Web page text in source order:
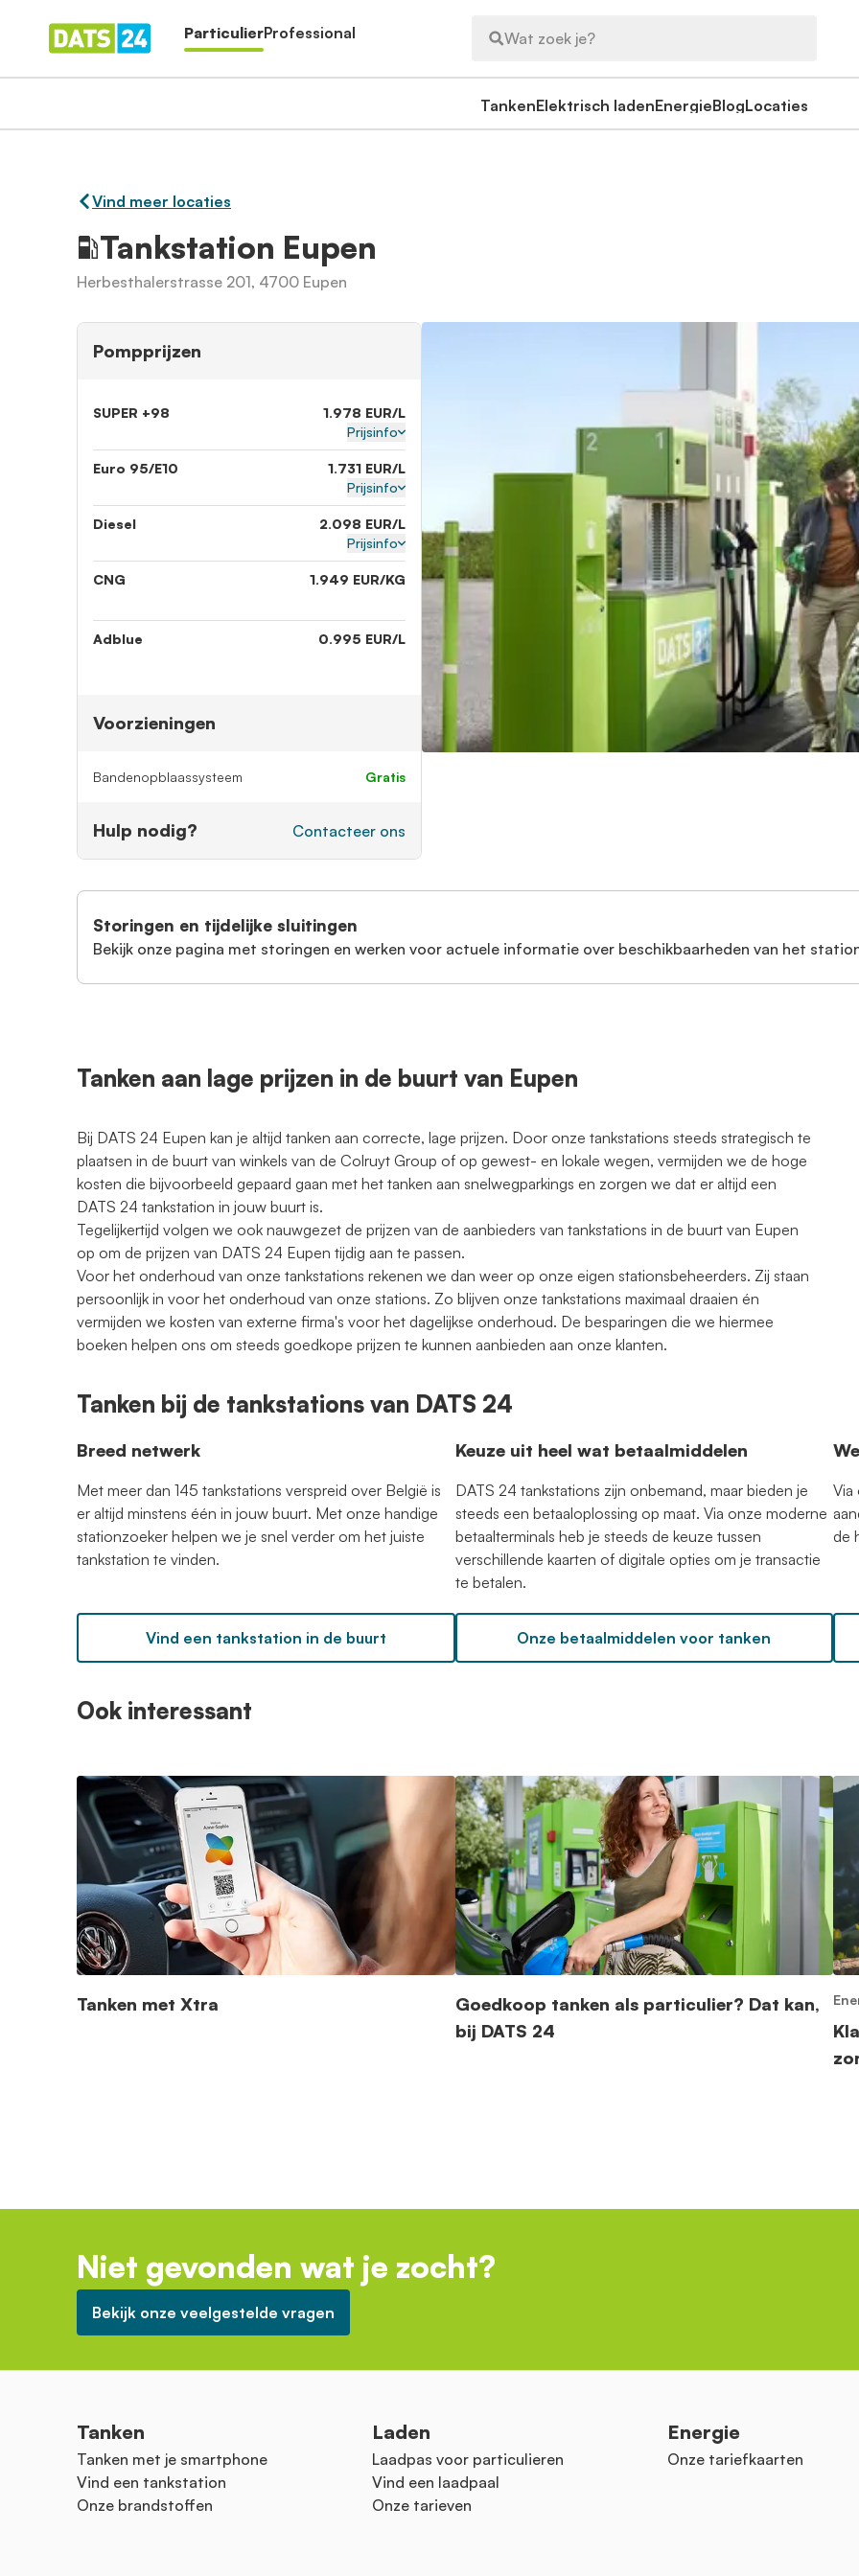
ParticulierProfessional Wat zoek je?
TankenElektrisch ladenEnergieBlogLocaties
Vind meer locaties
Tankstation Eupen
Herbesthalerstrasse 201, 4700 Eupen
Pompprijzen
SUPER +98
1.978 EUR/L
Prijsinfo
Euro 95/E10
1.731 EUR/L
Prijsinfo
Diesel
2.098 EUR/L
Prijsinfo
CNG 1.949 EUR/KG
Adblue 0.995 EUR/L
Voorzieningen
Bandenopblaassysteem gratis
Hulp nodig? Contacteer ons
Storingen en tijdelijke sluitingen
Bekijk onze pagina met storingen en werken voor actuele informatie over beschikbaarheden van het
Tanken aan lage prijzen in de buurt van Eupen
Bij DATS 24 Eupen kan je altijd tanken aan correcte, lage prijzen. Door onze tankstations steeds strategisch te
plaatsen in de buurt van winkels van de Colruyt Group of op gewest- en lokale wegen, vermijden we de hoge
kosten die bijvoorbeeld gepaard gaan met het tanken aan snelwegparkings en zorgen we dat er altijd een
DATS 24 tankstation in jouw buurt is.
Tegelijkertijd volgen we ook nauwgezet de prijzen van de aanbieders van tankstations in de buurt van Eupen
op om de prijzen van DATS 24 Eupen tijdig aan te passen.
Voor het onderhoud van onze tankstations rekenen we dan weer op onze eigen stationsbeheerders. Zij staan
persoonlijk in voor het onderhoud van onze stations. Zo blijven onze tankstations maximaal draaien én
vermijden we kosten van externe firma's voor het dagelijkse onderhoud. De besparingen die we hiermee
boeken helpen ons om steeds goedkope prijzen te kunnen aanbieden aan onze klanten.
Tanken bij de tankstations van DATS 24
Breed netwerk
Met meer dan 145 tankstations verspreid over België is
er altijd minstens één in jouw buurt. Met onze handige
stationzoeker helpen we je snel verder om het juiste
tankstation te vinden.
Vind een tankstation in de buurt
Keuze uit heel wat betaalmiddelen
DATS 24 tankstations zijn onbemand, maar bieden je
steeds een betaaloplossing op maat. Via onze moderne
betaalterminals heb je steeds de keuze tussen
verschillende kaarten of digitale opties om je transactie
te betalen.
Onze betaalmiddelen voor tanken
Via
de
Ook interessant
Tanken met Xtra
Goedkoop tanken als particulier? Dat kan,
bij DATS 24
Niet gevonden wat je zocht?
Bekijk onze veelgestelde vragen
Tanken
Tanken met je smartphone
Vind een tankstation
Onze brandstoffen
Laden
Laadpas voor particulieren
Vind een laadpaal
Onze tarieven
Energie
Onze tariefkaarten